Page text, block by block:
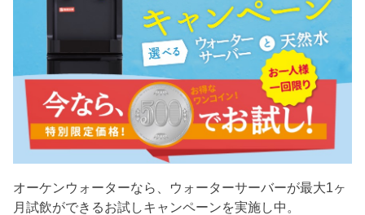
オーケンウォーターなら、ウォーターサーバーが最大1ヶ
月試飲ができるお試しキャンペーンを実施し中。